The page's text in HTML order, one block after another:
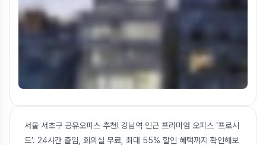
서울 서초구 공유오피스 추천! 강남역 인근 프리미엄 오피스 ‘프로시
드’. 24시간 출입, 회의실 무료, 최대 55% 할인 혜택까지 확인해보